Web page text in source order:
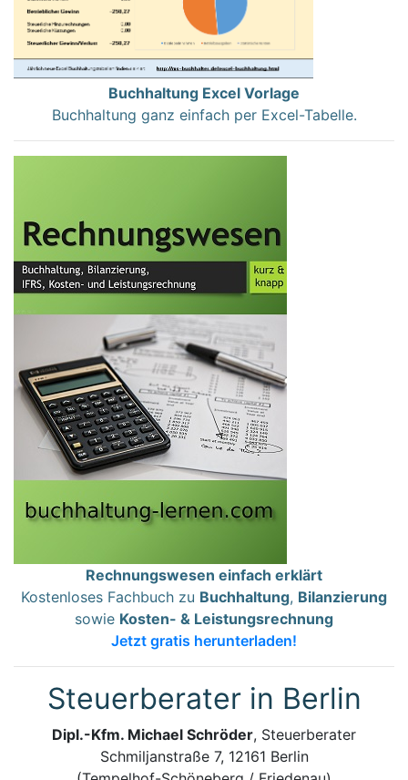
Buchhaltung Excel Vorlage
Buchhaltung ganz einfach per Excel-Tabelle.
Rechnungswesen einfach erklärt
Kostenloses Fachbuch zu Buchhaltung, Bilanzierung
sowie Kosten- & Leistungsrechnung
Jetzt gratis herunterladen!
Steuerberater in Berlin
Dipl.-Kfm. Michael Schröder, Steuerberater
Schmiljanstraße 7, 12161 Berlin